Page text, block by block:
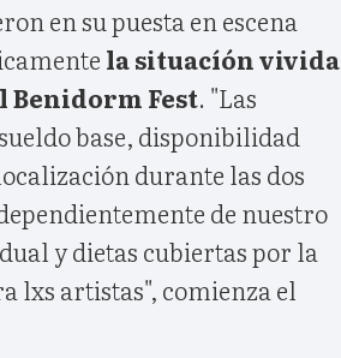
en su puesta en escena
la situacíón vivida
Benidorm Fest. "Las
base, disponibilidad
durante las dos
de nuestro
y dietas cubiertas por la
lxs artistas", comienza el